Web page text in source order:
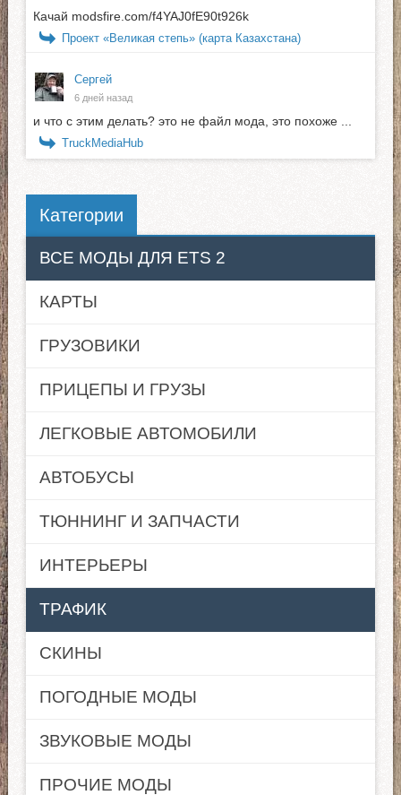
Качай modsfire.com/f4YAJ0fE90t926k
Проект «Великая степь» (карта Казахстана)
Сергей
6 дней назад
и что с этим делать? это не файл мода, это похоже ...
TruckMediaHub
Категории
ВСЕ МОДЫ ДЛЯ ETS 2
КАРТЫ
ГРУЗОВИКИ
ПРИЦЕПЫ И ГРУЗЫ
ЛЕГКОВЫЕ АВТОМОБИЛИ
АВТОБУСЫ
ТЮННИНГ И ЗАПЧАСТИ
ИНТЕРЬЕРЫ
ТРАФИК
СКИНЫ
ПОГОДНЫЕ МОДЫ
ЗВУКОВЫЕ МОДЫ
ПРОЧИЕ МОДЫ